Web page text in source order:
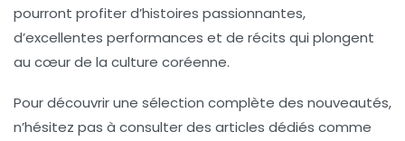
pourront profiter d’histoires passionnantes,
d’excellentes performances et de récits qui plongent
au cœur de la culture coréenne.
Pour découvrir une sélection complète des nouveautés,
n’hésitez pas à consulter des articles dédiés comme